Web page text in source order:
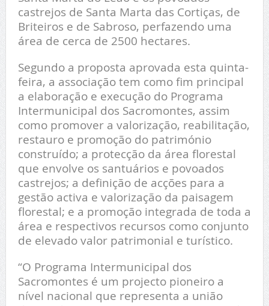
castrejos de Santa Marta das Cortiças, de
Briteiros e de Sabroso, perfazendo uma
área de cerca de 2500 hectares.
Segundo a proposta aprovada esta quinta-
feira, a associação tem como fim principal
a elaboração e execução do Programa
Intermunicipal dos Sacromontes, assim
como promover a valorização, reabilitação,
restauro e promoção do património
construído; a protecção da área florestal
que envolve os santuários e povoados
castrejos; a definição de acções para a
gestão activa e valorização da paisagem
florestal; e a promoção integrada de toda a
área e respectivos recursos como conjunto
de elevado valor patrimonial e turístico.
“O Programa Intermunicipal dos
Sacromontes é um projecto pioneiro a
nível nacional que representa a união